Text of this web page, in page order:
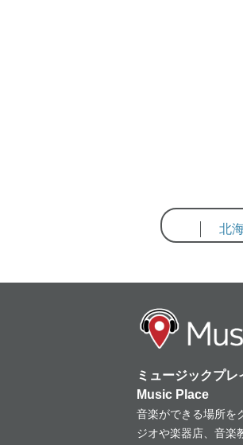
北
ミュージックプレ
Music Place
音楽ができる場所を
ジオや楽器店、音楽